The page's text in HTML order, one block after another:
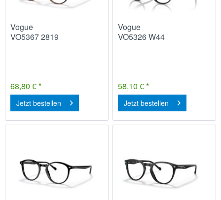
Vogue
VO5367 2819
68,80 € *
Jetzt bestellen
Vogue
VO5326 W44
58,10 € *
Jetzt bestellen